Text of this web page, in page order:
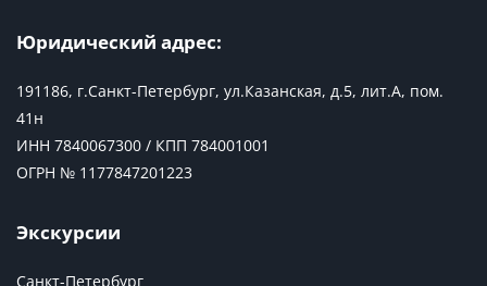
Юридический адрес:
191186, г.Санкт-Петербург, ул.Казанская, д.5, лит.А, пом.
41н
ИНН 7840067300 / КПП 784001001
ОГРН № 1177847201223
Экскурсии
Санкт-Петербург